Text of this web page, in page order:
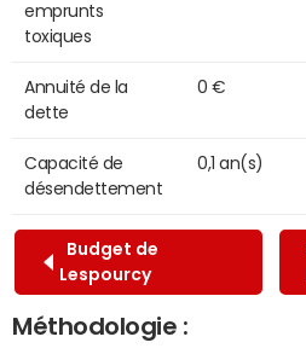
emprunts
toxiques
Annuité de la
dette
0 €
Capacité de
désendettement
0,1 an(s)
Budget de
Lespourcy
Méthodologie :